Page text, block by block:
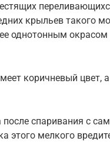
крыльев такого
однотонным
коричневый цвет,
спаривания с
этого мелкого